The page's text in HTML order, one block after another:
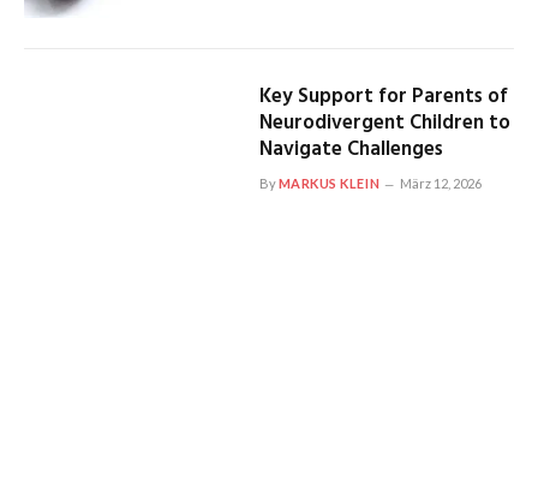
Key Support for Parents of
Neurodivergent Children to
Navigate Challenges
ByMARKUS KLEIN März 12, 2026